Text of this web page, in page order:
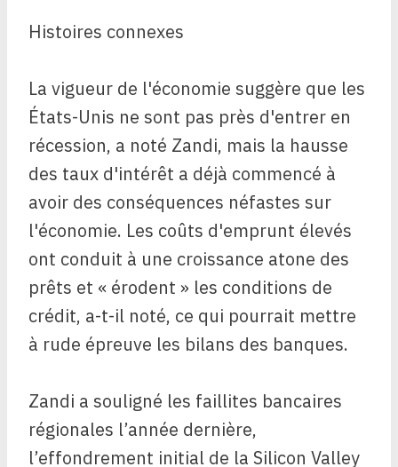
Histoires connexes
La vigueur de l'économie suggère que les
États-Unis ne sont pas près d'entrer en
récession, a noté Zandi, mais la hausse
des taux d'intérêt a déjà commencé à
avoir des conséquences néfastes sur
l'économie. Les coûts d'emprunt élevés
ont conduit à une croissance atone des
prêts et « érodent » les conditions de
crédit, a-t-il noté, ce qui pourrait mettre
à rude épreuve les bilans des banques.
Zandi a souligné les faillites bancaires
régionales l’année dernière,
l’effondrement initial de la Silicon Valley